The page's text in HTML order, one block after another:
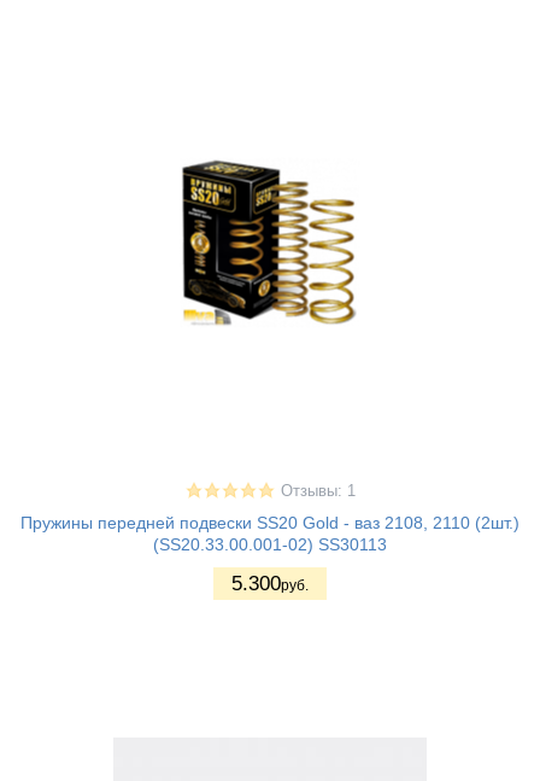
Отзывы: 1
Пружины передней подвески SS20 Gold - ваз 2108, 2110 (2шт.)
(SS20.33.00.001-02) SS30113
5.300руб.